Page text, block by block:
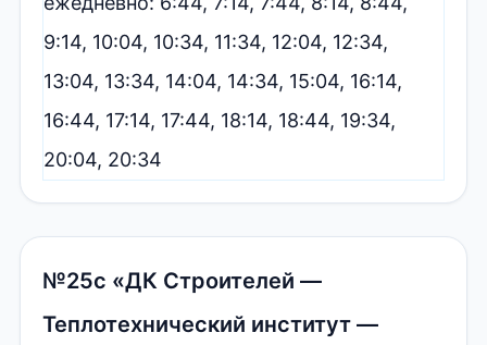
9:14, 10:04, 10:34, 11:34, 12:04, 12:34,
13:04, 13:34, 14:04, 14:34, 15:04, 16:14,
16:44, 17:14, 17:44, 18:14, 18:44, 19:34,
20:04, 20:34
№25с «ДК Строителей —
Теплотехнический институт —